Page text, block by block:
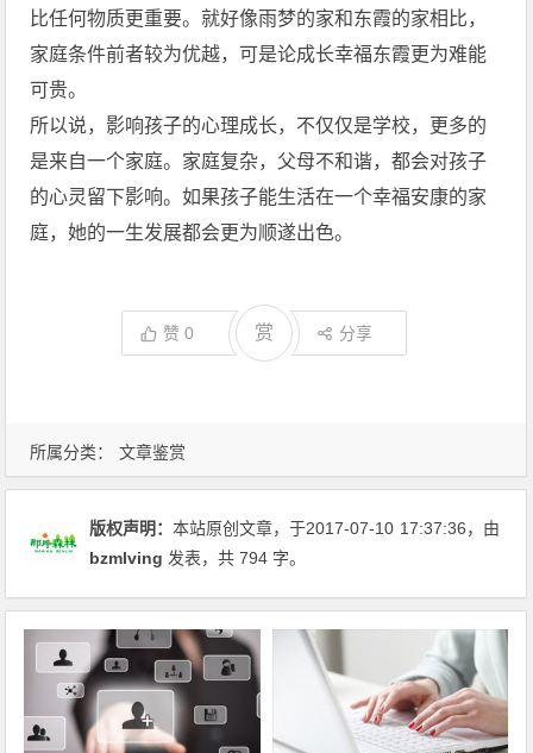
所属分类： 文章鉴赏
比任何物质更重要。就好像雨梦的家和东霞的家相比，
家庭条件前者较为优越，可是论成长幸福东霞更为难能
可贵。
所以说，影响孩子的心理成长，不仅仅是学校，更多的
是来自一个家庭。家庭复杂，父母不和谐，都会对孩子
的心灵留下影响。如果孩子能生活在一个幸福安康的家
庭，她的一生发展都会更为顺遂出色。
赞0 赏 分享
版权声明：本站原创文章，于2017-07-10 17:37:36，由
bzmlving 发表，共 794 字。